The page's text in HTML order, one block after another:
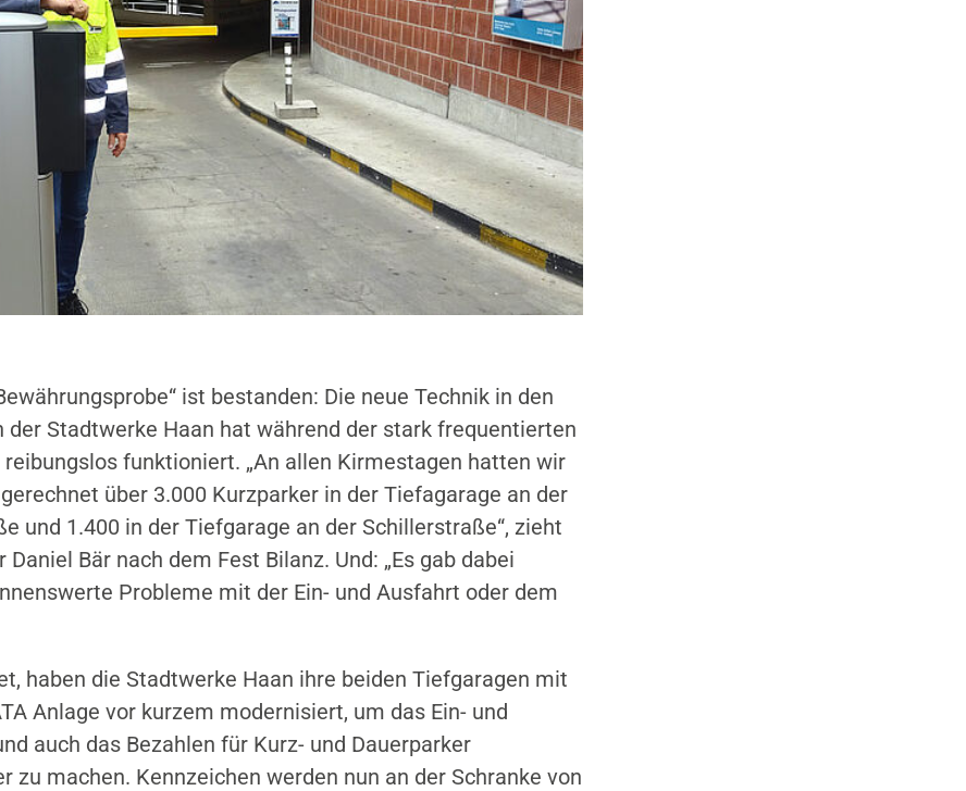
ist bestanden: Die neue Technik in den
der Stadtwerke Haan hat während der stark frequentierten
funktioniert. „An allen Kirmestagen hatten wir
über 3.000 Kurzparker in der Tiefagarage an der
und 1.400 in der Tiefgarage an der Schillerstraße“, zieht
Bär nach dem Fest Bilanz. Und: „Es gab dabei
Probleme mit der Ein- und Ausfahrt oder dem
haben die Stadtwerke Haan ihre beiden Tiefgaragen mit
Anlage vor kurzem modernisiert, um das Ein- und
auch das Bezahlen für Kurz- und Dauerparker
zu machen. Kennzeichen werden nun an der Schranke von